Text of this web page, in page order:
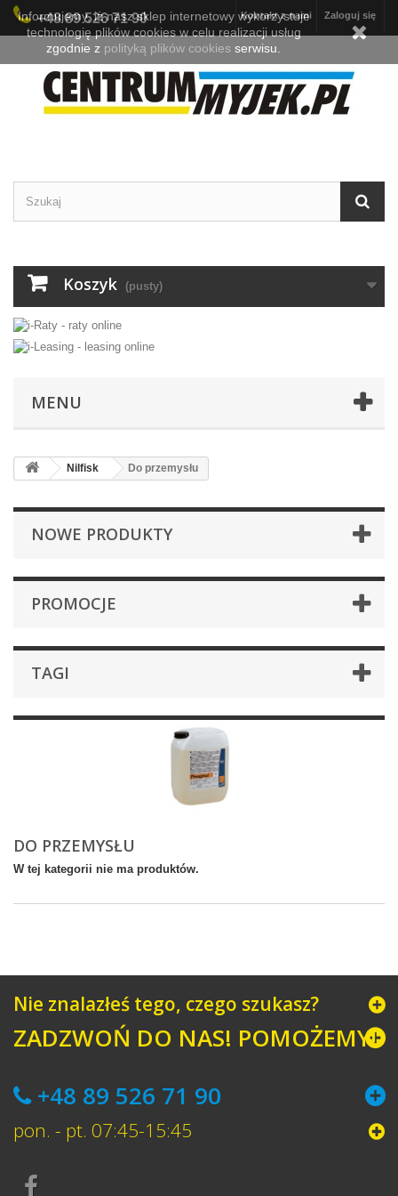
Zaloguj się
Kontakt z nami
+48 89 526 71 90
Koszyk (pusty)
MENU
Nilfisk Do przemysłu
NOWE PRODUKTY
PROMOCJE
TAGI
DO PRZEMYSŁU
W tej kategorii nie ma produktów.
Nie znalazłeś tego, czego szukasz?
ZADZWOŃ DO NAS! POMOŻEMY!
+48 89 526 71 90
pon. - pt. 07:45-15:45
Informujemy, iż nasz sklep internetowy wykorzystuje
technologię plików cookies w celu realizacji usług
zgodnie z polityką plików cookies serwisu.